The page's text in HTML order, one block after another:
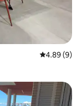
平均评分
4.89 (9)